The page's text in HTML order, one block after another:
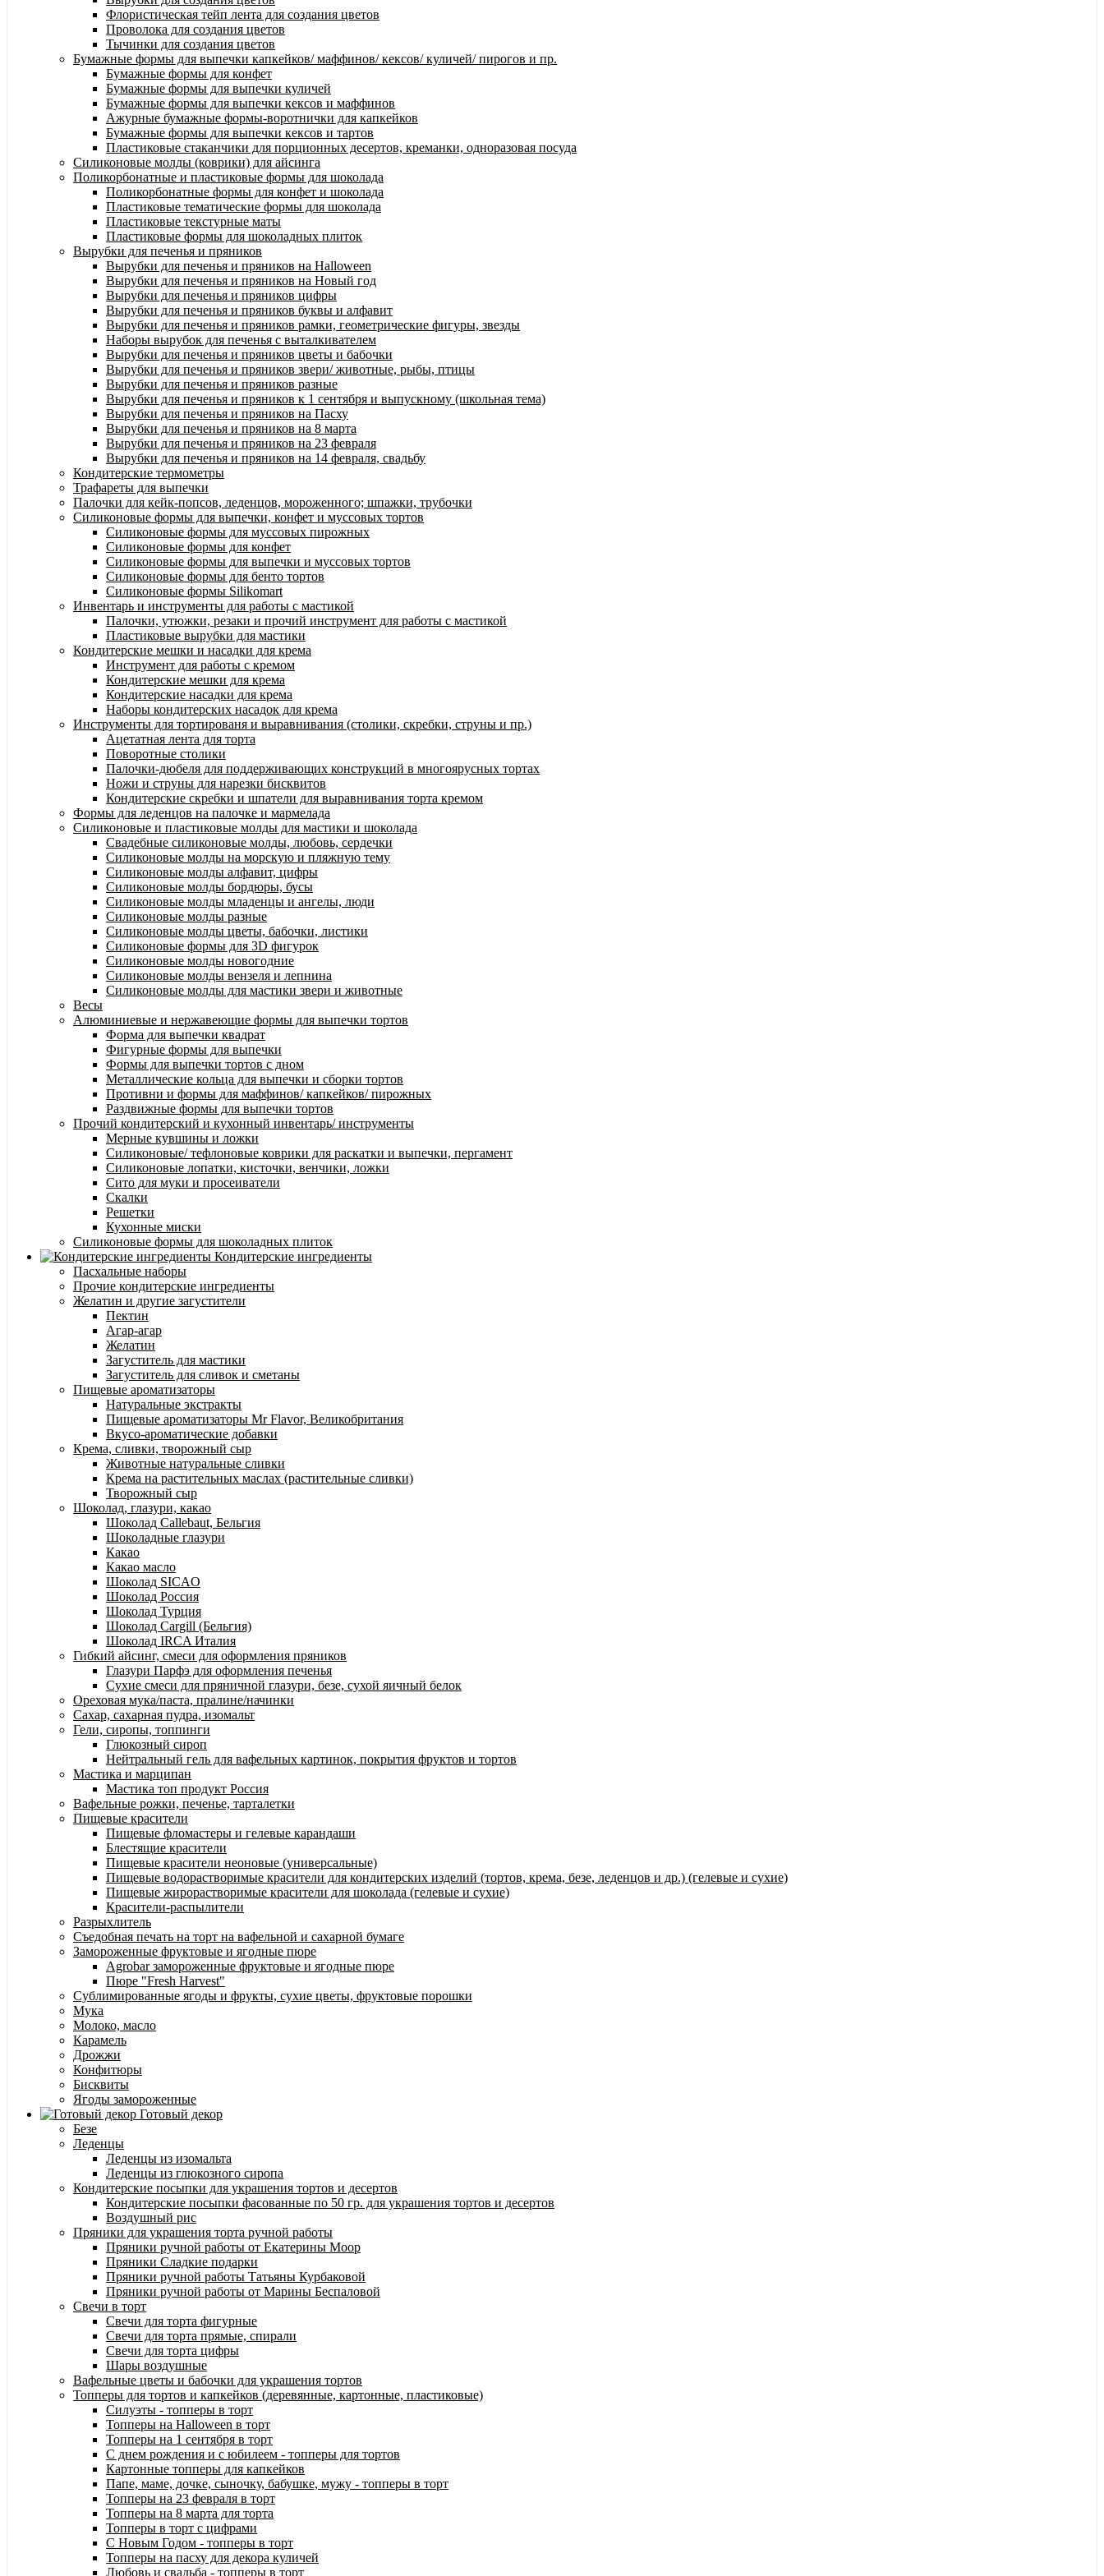
Флористическая тейп лента для создания цветов
Проволока для создания цветов
Тычинки для создания цветов
Бумажные формы для выпечки капкейков/ маффинов/ кексов/ куличей/ пирогов и пр.
Бумажные формы для конфет
Бумажные формы для выпечки куличей
Бумажные формы для выпечки кексов и маффинов
Ажурные бумажные формы-воротнички для капкейков
Бумажные формы для выпечки кексов и тартов
Пластиковые стаканчики для порционных десертов, креманки, одноразовая посуда
Силиконовые молды (коврики) для айсинга
Поликорбонатные и пластиковые формы для шоколада
Поликорбонатные формы для конфет и шоколада
Пластиковые тематические формы для шоколада
Пластиковые текстурные маты
Пластиковые формы для шоколадных плиток
Вырубки для печенья и пряников
Вырубки для печенья и пряников на Halloween
Вырубки для печенья и пряников на Новый год
Вырубки для печенья и пряников цифры
Вырубки для печенья и пряников буквы и алфавит
Вырубки для печенья и пряников рамки, геометрические фигуры, звезды
Наборы вырубок для печенья с выталкивателем
Вырубки для печенья и пряников цветы и бабочки
Вырубки для печенья и пряников звери/ животные, рыбы, птицы
Вырубки для печенья и пряников разные
Вырубки для печенья и пряников к 1 сентября и выпускному (школьная тема)
Вырубки для печенья и пряников на Пасху
Вырубки для печенья и пряников на 8 марта
Вырубки для печенья и пряников на 23 февраля
Вырубки для печенья и пряников на 14 февраля, свадьбу
Кондитерские термометры
Трафареты для выпечки
Палочки для кейк-попсов, леденцов, мороженного; шпажки, трубочки
Силиконовые формы для выпечки, конфет и муссовых тортов
Силиконовые формы для муссовых пирожных
Силиконовые формы для конфет
Силиконовые формы для выпечки и муссовых тортов
Силиконовые формы для бенто тортов
Силиконовые формы Silikomart
Инвентарь и инструменты для работы с мастикой
Палочки, утюжки, резаки и прочий инструмент для работы с мастикой
Пластиковые вырубки для мастики
Кондитерские мешки и насадки для крема
Инструмент для работы с кремом
Кондитерские мешки для крема
Кондитерские насадки для крема
Наборы кондитерских насадок для крема
Инструменты для тортированя и выравнивания (столики, скребки, струны и пр.)
Ацетатная лента для торта
Поворотные столики
Палочки-дюбеля для поддерживающих конструкций в многоярусных тортах
Ножи и струны для нарезки бисквитов
Кондитерские скребки и шпатели для выравнивания торта кремом
Формы для леденцов на палочке и мармелада
Силиконовые и пластиковые молды для мастики и шоколада
Свадебные силиконовые молды, любовь, сердечки
Силиконовые молды на морскую и пляжную тему
Силиконовые молды алфавит, цифры
Силиконовые молды бордюры, бусы
Силиконовые молды младенцы и ангелы, люди
Силиконовые молды разные
Силиконовые молды цветы, бабочки, листики
Силиконовые формы для 3D фигурок
Силиконовые молды новогодние
Силиконовые молды вензеля и лепнина
Силиконовые молды для мастики звери и животные
Весы
Алюминиевые и нержавеющие формы для выпечки тортов
Форма для выпечки квадрат
Фигурные формы для выпечки
Формы для выпечки тортов с дном
Металлические кольца для выпечки и сборки тортов
Противни и формы для маффинов/ капкейков/ пирожных
Раздвижные формы для выпечки тортов
Прочий кондитерский и кухонный инвентарь/ инструменты
Мерные кувшины и ложки
Силиконовые/ тефлоновые коврики для раскатки и выпечки, пергамент
Силиконовые лопатки, кисточки, венчики, ложки
Сито для муки и просеиватели
Скалки
Решетки
Кухонные миски
Силиконовые формы для шоколадных плиток
Кондитерские ингредиенты
Пасхальные наборы
Прочие кондитерские ингредиенты
Желатин и другие загустители
Пектин
Агар-агар
Желатин
Загуститель для мастики
Загуститель для сливок и сметаны
Пищевые ароматизаторы
Натуральные экстракты
Пищевые ароматизаторы Mr Flavor, Великобритания
Вкусо-ароматические добавки
Крема, сливки, творожный сыр
Животные натуральные сливки
Крема на растительных маслах (растительные сливки)
Творожный сыр
Шоколад, глазури, какао
Шоколад Callebaut, Бельгия
Шоколадные глазури
Какао
Какао масло
Шоколад SICAO
Шоколад Россия
Шоколад Турция
Шоколад Cargill (Бельгия)
Шоколад IRCA Италия
Гибкий айсинг, смеси для оформления пряников
Глазури Парфэ для оформления печенья
Сухие смеси для пряничной глазури, безе, сухой яичный белок
Ореховая мука/паста, пралине/начинки
Сахар, сахарная пудра, изомальт
Гели, сиропы, топпинги
Глюкозный сироп
Нейтральный гель для вафельных картинок, покрытия фруктов и тортов
Мастика и марципан
Мастика топ продукт Россия
Вафельные рожки, печенье, тарталетки
Пищевые красители
Пищевые фломастеры и гелевые карандаши
Блестящие красители
Пищевые красители неоновые (универсальные)
Пищевые водорастворимые красители для кондитерских изделий (тортов, крема, безе, леденцов и др.) (гелевые и сухие)
Пищевые жирорастворимые красители для шоколада (гелевые и сухие)
Красители-распылители
Разрыхлитель
Съедобная печать на торт на вафельной и сахарной бумаге
Замороженные фруктовые и ягодные пюре
Agrobar замороженные фруктовые и ягодные пюре
Пюре "Fresh Harvest"
Сублимированные ягоды и фрукты, сухие цветы, фруктовые порошки
Мука
Молоко, масло
Карамель
Дрожжи
Конфитюры
Бисквиты
Ягоды замороженные
Готовый декор
Безе
Леденцы
Леденцы из изомальта
Леденцы из глюкозного сиропа
Кондитерские посыпки для украшения тортов и десертов
Кондитерские посыпки фасованные по 50 гр. для украшения тортов и десертов
Воздушный рис
Пряники для украшения торта ручной работы
Пряники ручной работы от Екатерины Моор
Пряники Сладкие подарки
Пряники ручной работы Татьяны Курбаковой
Пряники ручной работы от Марины Беспаловой
Свечи в торт
Свечи для торта фигурные
Свечи для торта прямые, спирали
Свечи для торта цифры
Шары воздушные
Вафельные цветы и бабочки для украшения тортов
Топперы для тортов и капкейков (деревянные, картонные, пластиковые)
Силуэты - топперы в торт
Топперы на Halloween в торт
Топперы на 1 сентября в торт
С днем рождения и с юбилеем - топперы для тортов
Картонные топперы для капкейков
Папе, маме, дочке, сыночку, бабушке, мужу - топперы в торт
Топперы на 23 февраля в торт
Топперы на 8 марта для торта
Топперы в торт с цифрами
С Новым Годом - топперы в торт
Топперы на пасху для декора куличей
Любовь и свадьба - топперы в торт